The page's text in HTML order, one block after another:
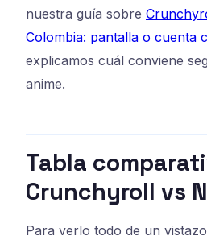
nuestra guía sobre
Colombia: pantalla o cuenta
explicamos cuál conviene
anime.
Tabla
Crunchyroll vs
Para verlo todo de un